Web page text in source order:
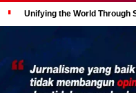
Unifying the World Through